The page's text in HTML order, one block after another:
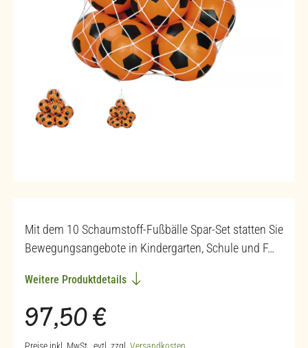
Mit dem 10 Schaumstoff-Fußbälle Spar-Set statten Sie
Bewegungsangebote in Kindergarten, Schule und F…
Weitere Produktdetails
Regulärer Preis:
97,50 €
Preise inkl. MwSt., evtl. zzgl. Versandkosten